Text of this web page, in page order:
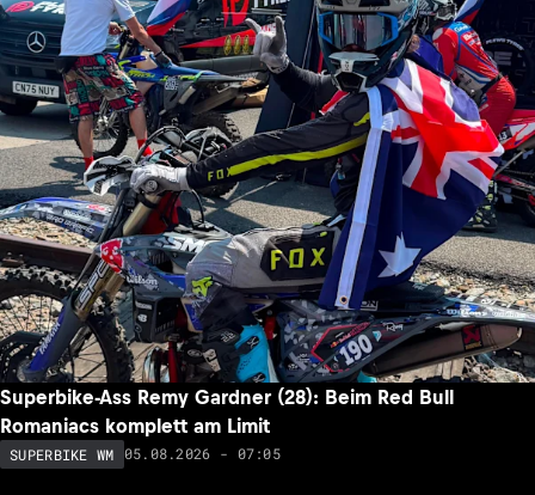
Superbike-Ass Remy Gardner (28): Beim Red Bull
Romaniacs komplett am Limit
SUPERBIKE WM 05.08.2026 - 07:05